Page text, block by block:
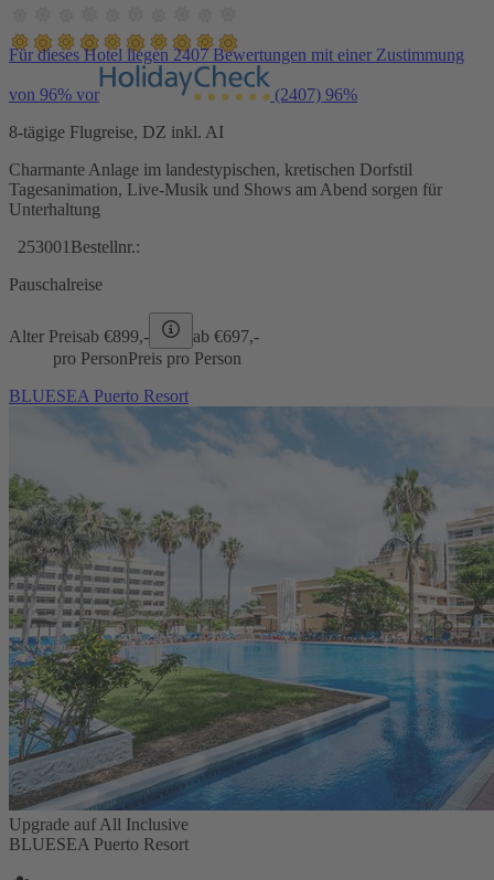
Für dieses Hotel liegen 2407 Bewertungen mit einer Zustimmung
von 96% vor (2407) 96%
8-tägige Flugreise, DZ inkl. AI
Charmante Anlage im landestypischen, kretischen Dorfstil
Tagesanimation, Live-Musik und Shows am Abend sorgen für
Unterhaltung
253001 Bestellnr.:
Pauschalreise
Alter Preisab €899,- ab €697,-
pro PersonPreis pro Person
BLUESEA Puerto Resort
Upgrade auf All Inclusive
BLUESEA Puerto Resort